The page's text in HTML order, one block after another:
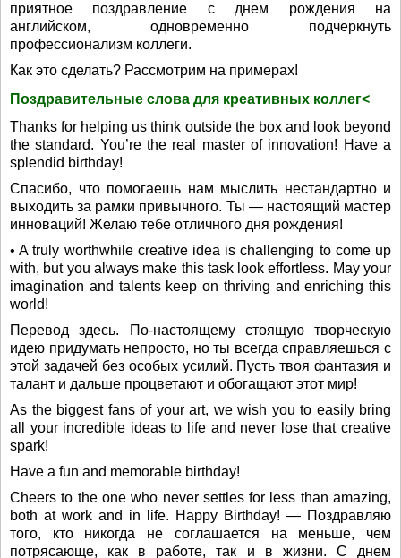
приятное поздравление с днем рождения на
английском, одновременно подчеркнуть
профессионализм коллеги.
Как это сделать? Рассмотрим на примерах!
Поздравительные слова для креативных коллег<
Thanks for helping us think outside the box and look beyond
the standard. You’re the real master of innovation! Have a
splendid birthday!
Спасибо, что помогаешь нам мыслить нестандартно и
выходить за рамки привычного. Ты — настоящий мастер
инноваций! Желаю тебе отличного дня рождения!
• A truly worthwhile creative idea is challenging to come up
with, but you always make this task look effortless. May your
imagination and talents keep on thriving and enriching this
world!
Перевод здесь. По-настоящему стоящую творческую
идею придумать непросто, но ты всегда справляешься с
этой задачей без особых усилий. Пусть твоя фантазия и
талант и дальше процветают и обогащают этот мир!
As the biggest fans of your art, we wish you to easily bring
all your incredible ideas to life and never lose that creative
spark!
Have a fun and memorable birthday!
Cheers to the one who never settles for less than amazing,
both at work and in life. Happy Birthday! — Поздравляю
того, кто никогда не соглашается на меньше, чем
потрясающе, как в работе, так и в жизни. С днем